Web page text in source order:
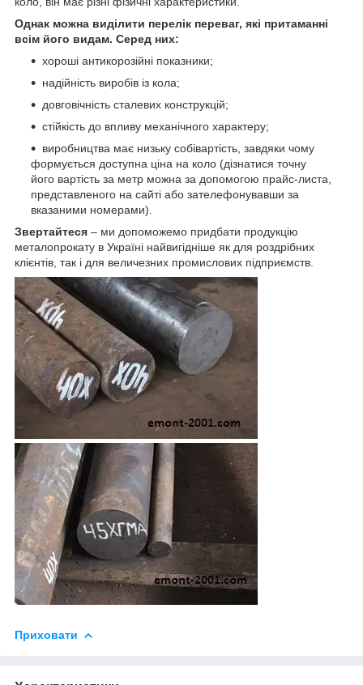
Однак можна виділити перелік переваг, які притаманні
всім його видам. Серед них:
хороші антикорозійні показники;
надійність виробів із кола;
довговічність сталевих конструкцій;
стійкість до впливу механічного характеру;
виробництва має низьку собівартість, завдяки чому
формується доступна ціна на коло (дізнатися точну
його вартість за метр можна за допомогою прайс-листа,
представленого на сайті або зателефонувавши за
вказаними номерами).
Звертайтеся – ми допоможемо придбати продукцію
металопрокату в Україні найвигідніше як для роздрібних
клієнтів, так і для величезних промислових підприємств.
Приховати